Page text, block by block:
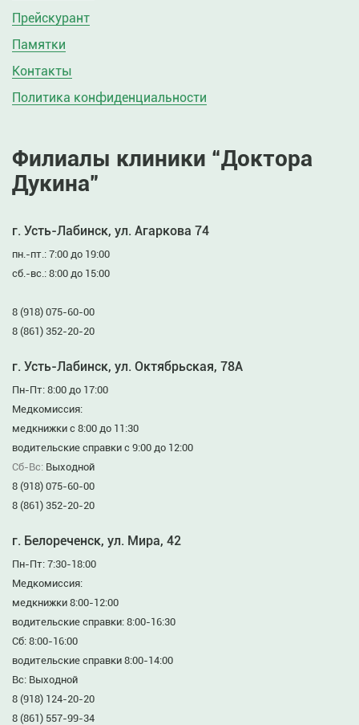
Прейскурант
Памятки
Контакты
Политика конфиденциальности
Филиалы клиники “Доктора
Дукина”
г. Усть-Лабинск, ул. Агаркова 74
пн.-пт.: 7:00 до 19:00
сб.-вс.: 8:00 до 15:00
8 (918) 075-60-00
8 (861) 352-20-20
г. Усть-Лабинск, ул. Октябрьская, 78А
Пн-Пт: 8:00 до 17:00
Медкомиссия:
медкнижки с 8:00 до 11:30
водительские справки с 9:00 до 12:00
Сб-Вс: Выходной
8 (918) 075-60-00
8 (861) 352-20-20
г. Белореченск, ул. Мира, 42
Пн-Пт: 7:30-18:00
Медкомиссия:
медкнижки 8:00-12:00
водительские справки: 8:00-16:30
Сб: 8:00-16:00
водительские справки 8:00-14:00
Вс: Выходной
8 (918) 124-20-20
8 (861) 557-99-34